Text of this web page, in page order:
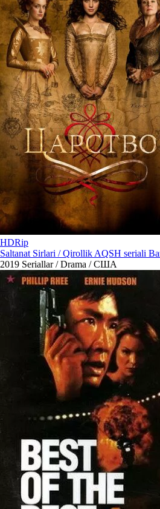
HDRip
Saltanat Sirlari / Qirollik AQSH seriali
2019 Seriallar / Drama / США